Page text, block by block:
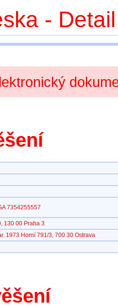
-
7354255557
130 00 Praha 3
1973 Horní 791/3, 700 30 Ostrava